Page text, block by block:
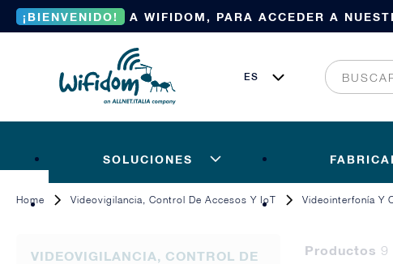
¡BIENVENIDO! A WIFIDOM, PARA ACCEDER A
SOLUCIONES
Home Videovigilancia, Control De Accesos Y IoT Videointerfonía Y
VIDEOVIGILANCIA, CONTROL DE
Productos 9